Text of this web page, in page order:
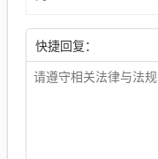
快捷回复：